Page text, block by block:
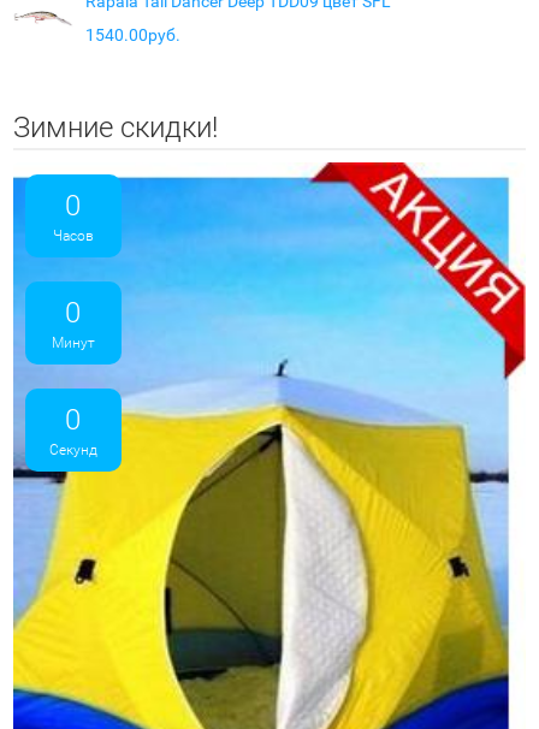
1540.00руб.
Зимние скидки!
0
Часов
0
Минут
0
Секунд